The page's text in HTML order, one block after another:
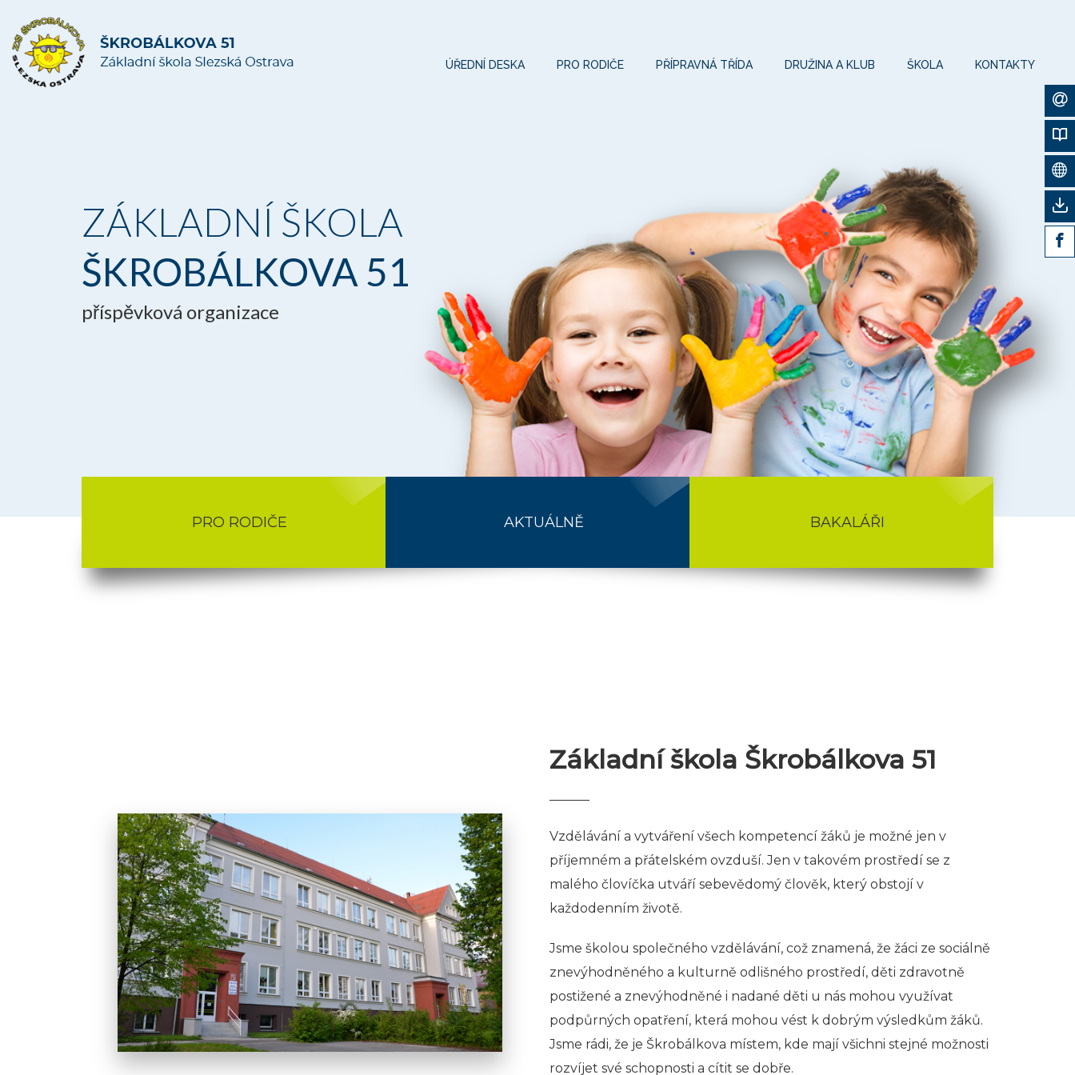
ÚŘEDNÍ DESKA PRO RODIČE PŘÍPRAVNÁ TŘÍDA DRUŽINA A KLUB ŠKOLA KONTAKTY
ZÁKLADNÍ ŠKOLA
ŠKROBÁLKOVA 51
příspěvková organizace
PRO RODIČE AKTUÁLNĚ BAKALÁŘI
Základní škola Škrobálkova 51
Vzdělávání a vytváření všech kompetencí žáků je možné jen v
příjemném a přátelském ovzduší. Jen v takovém prostředí se z
malého človíčka utváří sebevědomý člověk, který obstojí v
každodenním životě.
Jsme školou společného vzdělávání, což znamená, že žáci ze sociálně
znevýhodněného a kulturně odlišného prostředí, děti zdravotně
postižené a znevýhodněné i nadané děti u nás mohou využívat
podpůrných opatření, která mohou vést k dobrým výsledkům žáků.
Jsme rádi, že je Škrobálkova místem, kde mají všichni stejné možnosti
rozvíjet své schopnosti a cítit se dobře.